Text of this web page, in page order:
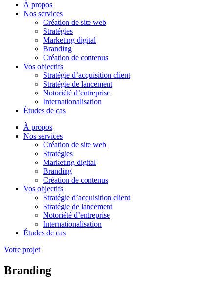
À propos
Nos services
Création de site web
Stratégies
Marketing digital
Branding
Création de contenus
Vos objectifs
Stratégie d’acquisition client
Stratégie de lancement
Notoriété d’entreprise
Internationalisation
Études de cas
À propos
Nos services
Création de site web
Stratégies
Marketing digital
Branding
Création de contenus
Vos objectifs
Stratégie d’acquisition client
Stratégie de lancement
Notoriété d’entreprise
Internationalisation
Études de cas
Votre projet
Branding